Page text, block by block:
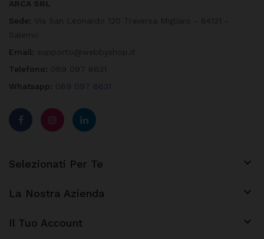
Sede:
Email:
Telefono: 089 097 8631
Whatsapp: 089 097 8631
Selezionati Per Te 
La Nostra Azienda 
Il Tuo Account keyboard_arrow_down